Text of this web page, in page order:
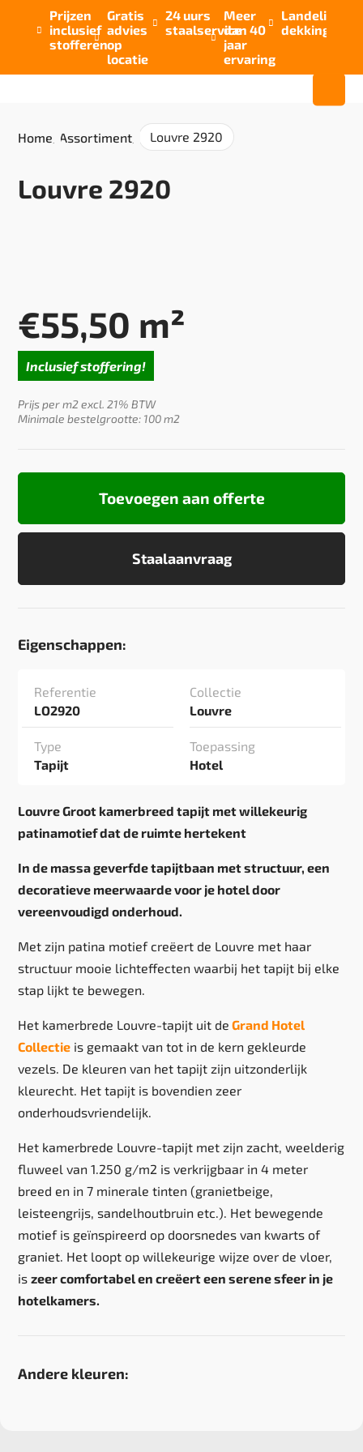

Prijzen
inclusief
stofferen

Gratis
advies
op
locatie

24 uurs
staalservice

Meer
dan 40
jaar
ervaring

Landelijke
dekking
Home Assortiment Louvre 2920
Louvre 2920
€55,50 m²
Inclusief stoffering!
Prijs per m2 excl. 21% BTW
Minimale bestelgrootte: 100 m2
Staalaanvraag
Toevoegen aan offerte
Eigenschappen:
Referentie
LO2920
Collectie
Louvre
Type
Tapijt
Toepassing
Hotel
Louvre Groot kamerbreed tapijt met willekeurig
patinamotief dat de ruimte hertekent
In de massa geverfde tapijtbaan met structuur, een
decoratieve meerwaarde voor je hotel door
vereenvoudigd onderhoud.
Met zijn patina motief creëert de Louvre met haar
structuur mooie lichteffecten waarbij het tapijt bij elke
stap lijkt te bewegen.
Het kamerbrede Louvre-tapijt uit de Grand Hotel
Collectie is gemaakt van tot in de kern gekleurde
vezels. De kleuren van het tapijt zijn uitzonderlijk
kleurecht. Het tapijt is bovendien zeer
onderhoudsvriendelijk.
Het kamerbrede Louvre-tapijt met zijn zacht, weelderig
fluweel van 1.250 g/m2 is verkrijgbaar in 4 meter
breed en in 7 minerale tinten (granietbeige,
leisteengrijs, sandelhoutbruin etc.). Het bewegende
motief is geïnspireerd op doorsnedes van kwarts of
graniet. Het loopt op willekeurige wijze over de vloer,
iszeer comfortabel en creëert een serene sfeer in je
hotelkamers.
Andere kleuren: